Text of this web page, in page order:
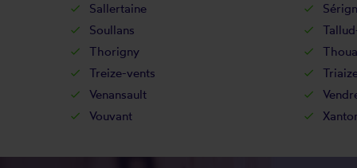
Sallertaine
Soullans
Thorigny
Treize-vents
Venansault
Vouvant